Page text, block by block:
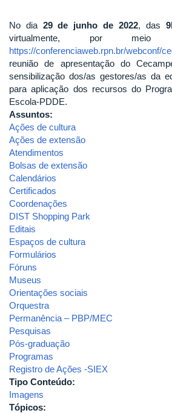
No dia 29 de junho de 2022, das
virtualmente, por meio
https://conferenciaweb.rpn.br/webconf/
reunião de apresentação do
sensibilização dos/as gestores/as da
para aplicação dos recursos do
Escola-PDDE.
Assuntos:
Ações de cultura
Ações de extensão
Atendimentos
Bolsas de extensão
Calendários
Certificados
Coordenações
DIST Shopping Park
Editais
Espaços de cultura
Formulários
Fóruns
Museus
Orientações sociais
Orquestra
Permanência – PBP/MEC
Pesquisas
Pós-graduação
Programas
Registro de Ações -SIEX
Tipo Conteúdo:
Imagens
Tópicos: